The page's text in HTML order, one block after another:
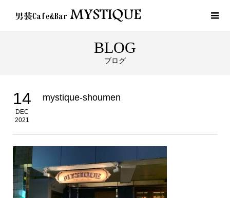
BLOG
ブログ
14
DEC
2021
mystique-shoumen